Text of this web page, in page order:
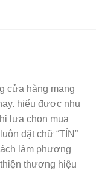
cửa hàng mang
hiểu được nhu
lựa chọn mua
đặt chữ “TÍN”
làm phương
thương hiệu